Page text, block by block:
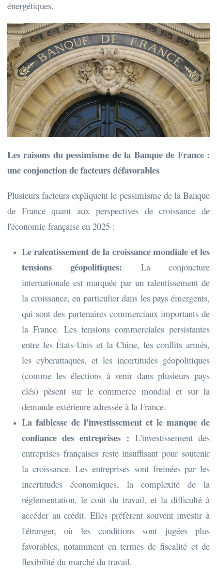
énergétiques.
Les raisons du pessimisme de la Banque de France :
une conjonction de facteurs défavorables
Plusieurs facteurs expliquent le pessimisme de la Banque
de France quant aux perspectives de croissance de
l'économie française en 2025 :
Le ralentissement de la croissance mondiale et les
tensions géopolitiques: La conjoncture
internationale est marquée par un ralentissement de
la croissance, en particulier dans les pays émergents,
qui sont des partenaires commerciaux importants de
la France. Les tensions commerciales persistantes
entre les États-Unis et la Chine, les conflits armés,
les cyberattaques, et les incertitudes géopolitiques
(comme les élections à venir dans plusieurs pays
clés) pèsent sur le commerce mondial et sur la
demande extérieure adressée à la France.
La faiblesse de l'investissement et le manque de
confiance des entreprises : L'investissement des
entreprises françaises reste insuffisant pour soutenir
la croissance. Les entreprises sont freinées par les
incertitudes économiques, la complexité de la
réglementation, le coût du travail, et la difficulté à
accéder au crédit. Elles préfèrent souvent investir à
l'étranger, où les conditions sont jugées plus
favorables, notamment en termes de fiscalité et de
flexibilité du marché du travail.